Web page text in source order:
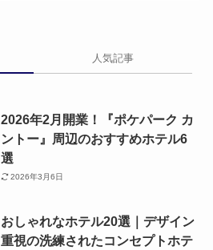
人気記事
2026年2月開業！『ポケパーク カ
ントー』周辺のおすすめホテル6
選
2026年3月6日
おしゃれなホテル20選｜デザイン
重視の洗練されたコンセプトホテ